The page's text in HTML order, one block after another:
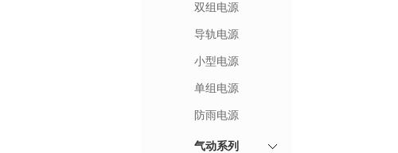
双组电源
导轨电源
小型电源
单组电源
防雨电源
气动系列